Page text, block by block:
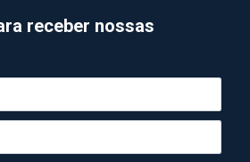
receber nossas